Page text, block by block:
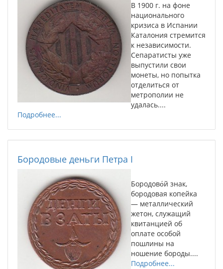
В 1900 г. на фоне
национального
кризиса в Испании
Каталония стремится
к независимости.
Сепаратисты уже
выпустили свои
монеты, но попытка
отделиться от
метрополии не
удалась....
Подробнее...
Бородовые деньги Петра I
Бородово́й знак,
бородовая копейка
— металлический
жетон, служащий
квитанцией об
оплате особой
пошлины на
ношение бороды....
Подробнее...